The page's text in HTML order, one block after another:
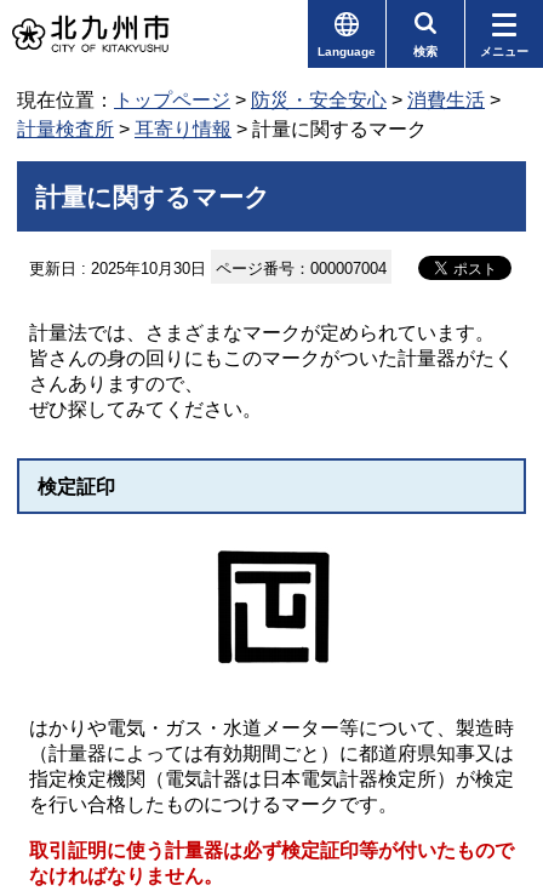
Language 検索 メニュー
現在位置： トップページ > 防災・安全安心 > 消費生活 >
計量検査所 > 耳寄り情報 > 計量に関するマーク
計量に関するマーク
更新日 : 2025年10月30日 ページ番号：000007004
計量法では、さまざまなマークが定められています。
皆さんの身の回りにもこのマークがついた計量器がたく
さんありますので、
ぜひ探してみてください。
検定証印
はかりや電気・ガス・水道メーター等について、製造時
（計量器によっては有効期間ごと）に都道府県知事⼜は
指定検定機関（電気計器は⽇本電気計器検定所）が検定
を行い合格したものにつけるマークです。
取引証明に使う計量器は必ず検定証印等が付いたもので
なければなりません。